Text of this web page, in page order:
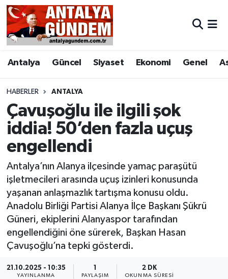
Antalya Güncel Siyaset Ekonomi Genel
HABERLER ANTALYA
Çavuşoğlu ile ilgili şok
iddia! 50’den fazla uçuş
engellendi
Antalya’nın Alanya ilçesinde yamaç paraşütü
işletmecileri arasında uçuş izinleri konusunda
yaşanan anlaşmazlık tartışma konusu oldu.
Anadolu Birliği Partisi Alanya İlçe Başkanı Şükrü
Güneri, ekiplerini Alanyaspor tarafından
engellendiğini öne sürerek, Başkan Hasan
Çavuşoğlu’na tepki gösterdi.
21.10.2025 - 10:35
YAYINLANMA
1
PAYLAŞIM
2 DK
OKUNMA SÜRESI
Antalya
Asayiş
Bilim & Teknoloji
Bölge
EĞİTİM
Ekonomi
Genel
Görüntülü Haber
Güncel
Kültür & Sanat
Antalya Nöbetçi Eczaneler
Antalya Hava Durumu
Antalya Namaz Vakitleri
Antalya Trafik Yoğunluk Haritası
Süper Lig Puan Durumu ve Fikstür
Tüm Manşetler
Son Dakika Haberleri
Haber Arşivi